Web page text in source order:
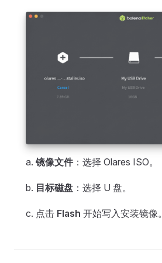
a. 镜像文件：选择 Olares ISO。
b. 目标磁盘 ：选择 U 盘。
c. 点击 Flash 开始写入安装镜像。